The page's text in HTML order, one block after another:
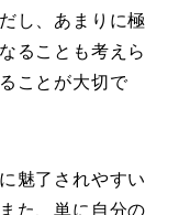
し、あまりに極
ることも考えら
ことが大切で
魅了されやすい
た、単に自分の